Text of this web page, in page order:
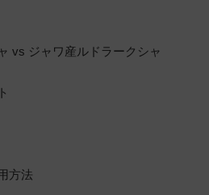
vs ジャワ産ルドラークシャ
方法